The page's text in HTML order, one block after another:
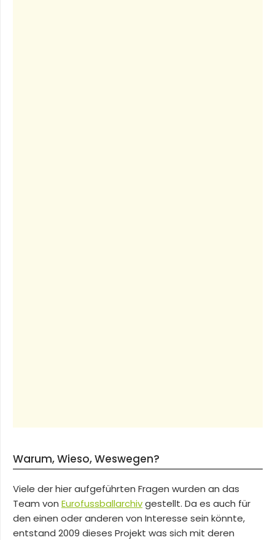
Warum, Wieso, Weswegen?
Viele der hier aufgeführten Fragen wurden an das
Team von Eurofussballarchivgestellt. Da es auch für
den einen oder anderen von Interesse sein könnte,
entstand 2009 dieses Projekt was sich mit deren